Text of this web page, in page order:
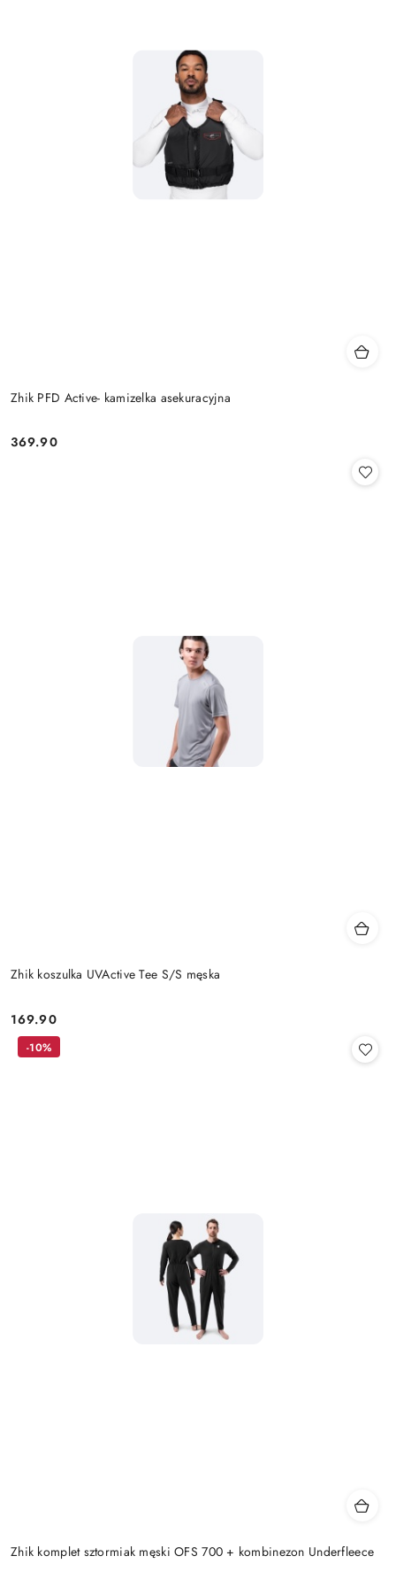
Zhik PFD Active- kamizelka asekuracyjna
Cena:
369.90
Zhik koszulka UVActive Tee S/S męska
Cena:
169.90
Zhik komplet sztormiak męski OFS 700 + kombinezon Underfleece
-10%